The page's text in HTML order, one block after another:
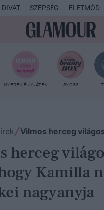
DIVAT SZÉPSÉG ÉLETMÓD
NYEREMÉNYJÁTÉK SYOSS
Vilmos herceg
herceg
Kamilla
nagyanyja